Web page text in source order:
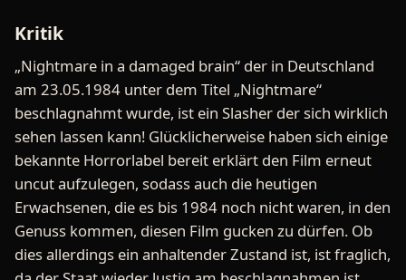
Kritik
„Nightmare in a damaged brain“ der in Deutschland
am 23.05.1984 unter dem Titel „Nightmare“
beschlagnahmt wurde, ist ein Slasher der sich wirklich
sehen lassen kann! Glücklicherweise haben sich einige
bekannte Horrorlabel bereit erklärt den Film erneut
uncut aufzulegen, sodass auch die heutigen
Erwachsenen, die es bis 1984 noch nicht waren, in den
Genuss kommen, diesen Film gucken zu dürfen. Ob
dies allerdings ein anhaltender Zustand ist, ist fraglich,